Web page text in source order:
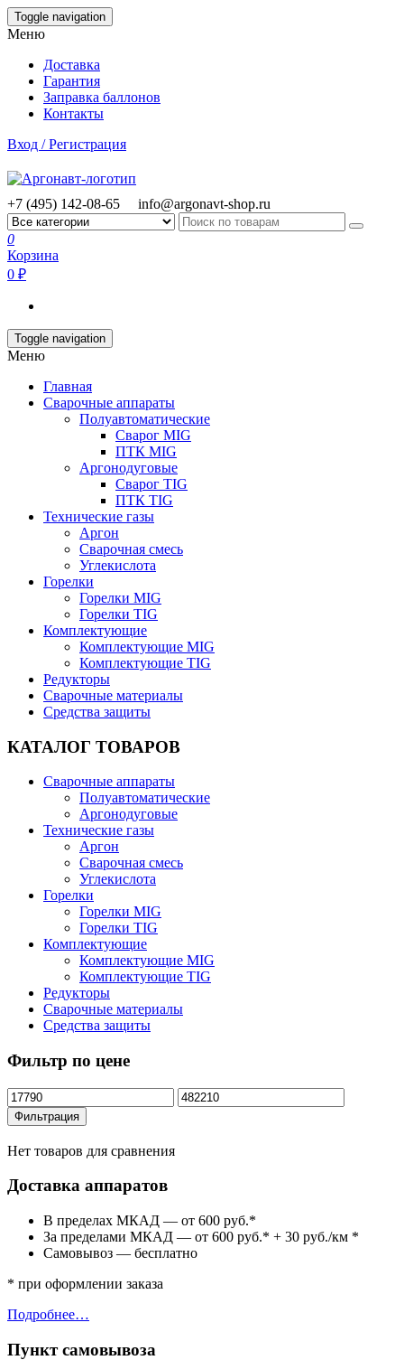
Skip
to
content
Toggle navigation
Меню
Доставка
Гарантия
Заправка баллонов
Контакты
Вход / Регистрация
+7 (495) 142-08-65 info@argonavt-shop.ru
0
Корзина
0 ₽
Toggle navigation
Меню
Главная
Сварочные аппараты
Полуавтоматические
Сварог MIG
ПТК MIG
Аргонодуговые
Сварог TIG
ПТК TIG
Технические газы
Аргон
Сварочная смесь
Углекислота
Горелки
Горелки MIG
Горелки TIG
Комплектующие
Комплектующие MIG
Комплектующие TIG
Редукторы
Сварочные материалы
Средства защиты
КАТАЛОГ ТОВАРОВ
Сварочные аппараты
Полуавтоматические
Аргонодуговые
Технические газы
Аргон
Сварочная смесь
Углекислота
Горелки
Горелки MIG
Горелки TIG
Комплектующие
Комплектующие MIG
Комплектующие TIG
Редукторы
Сварочные материалы
Средства защиты
Фильтр по цене
Минимальная
цена
Максимальная
цена
Фильтрация
Нет товаров для сравнения
Доставка аппаратов
В пределах МКАД — от 600 руб.*
За пределами МКАД — от 600 руб.* + 30 руб./км *
Самовывоз — бесплатно
* при оформлении заказа
Подробнее…
Пункт самовывоза